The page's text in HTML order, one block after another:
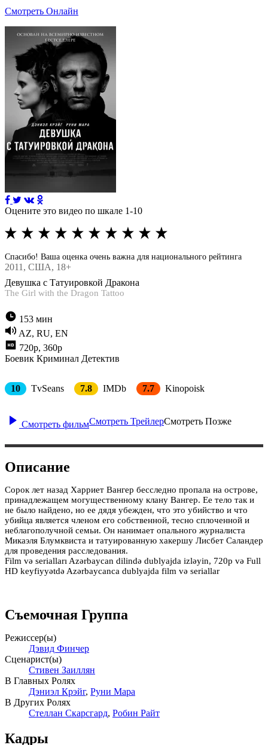
Смотреть Онлайн
Оцените это видео по шкале 1-10
Спасибо! Ваша оценка очень важна для национального рейтинга
2011 , США, 18+
Девушка с Татуировкой Дракона
The Girl with the Dragon Tattoo
153 мин
AZ, RU, EN
720p, 360p
Боевик Криминал Детектив
10 TvSeans 7.8 IMDb 7.7 Kinopoisk
Смотреть фильмСмотреть ТрейлерСмотреть Позже
Описание
Сорок лет назад Харриет Вангер бесследно пропала на острове,
принадлежащем могущественному клану Вангер. Ее тело так и
не было найдено, но ее дядя убежден, что это убийство и что
убийца является членом его собственной, тесно сплоченной и
неблагополучной семьи. Он нанимает опального журналиста
Микаэля Блумквиста и татуированную хакершу Лисбет Саландер
для проведения расследования.
Film və serialları Azərbaycan dilində dublyajda izləyin, 720p və Full
HD keyfiyyətdə Azərbaycanca dublyajda film və seriallar
Съемочная Группа
Режиссер(ы)
Дэвид Финчер
Сценарист(ы)
Стивен Заиллян
В Главных Ролях
Дэниэл Крэйг, Руни Мара
В Других Ролях
Стеллан Скарсгард, Робин Райт
Кадры